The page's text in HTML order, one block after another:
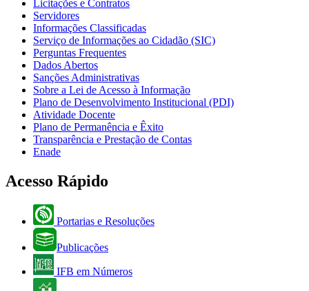
Licitações e Contratos
Servidores
Informações Classificadas
Serviço de Informações ao Cidadão (SIC)
Perguntas Frequentes
Dados Abertos
Sanções Administrativas
Sobre a Lei de Acesso à Informação
Plano de Desenvolvimento Institucional (PDI)
Atividade Docente
Plano de Permanência e Êxito
Transparência e Prestação de Contas
Enade
Acesso Rápido
Portarias e Resoluções
Publicações
IFB em Números